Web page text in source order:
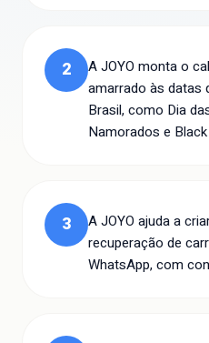
2
A JOYO monta o
amarrado às datas
Brasil, como Dia
Namorados e Black
3
A JOYO ajuda a
recuperação de
WhatsApp, com